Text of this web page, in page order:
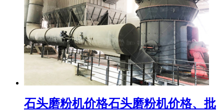
石头磨粉机价格石头磨粉机价格、批